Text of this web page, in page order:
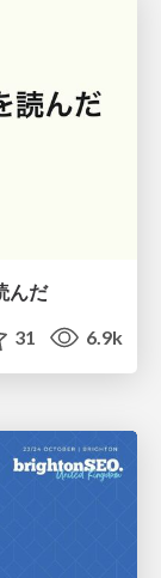
んだ
31 6.9k